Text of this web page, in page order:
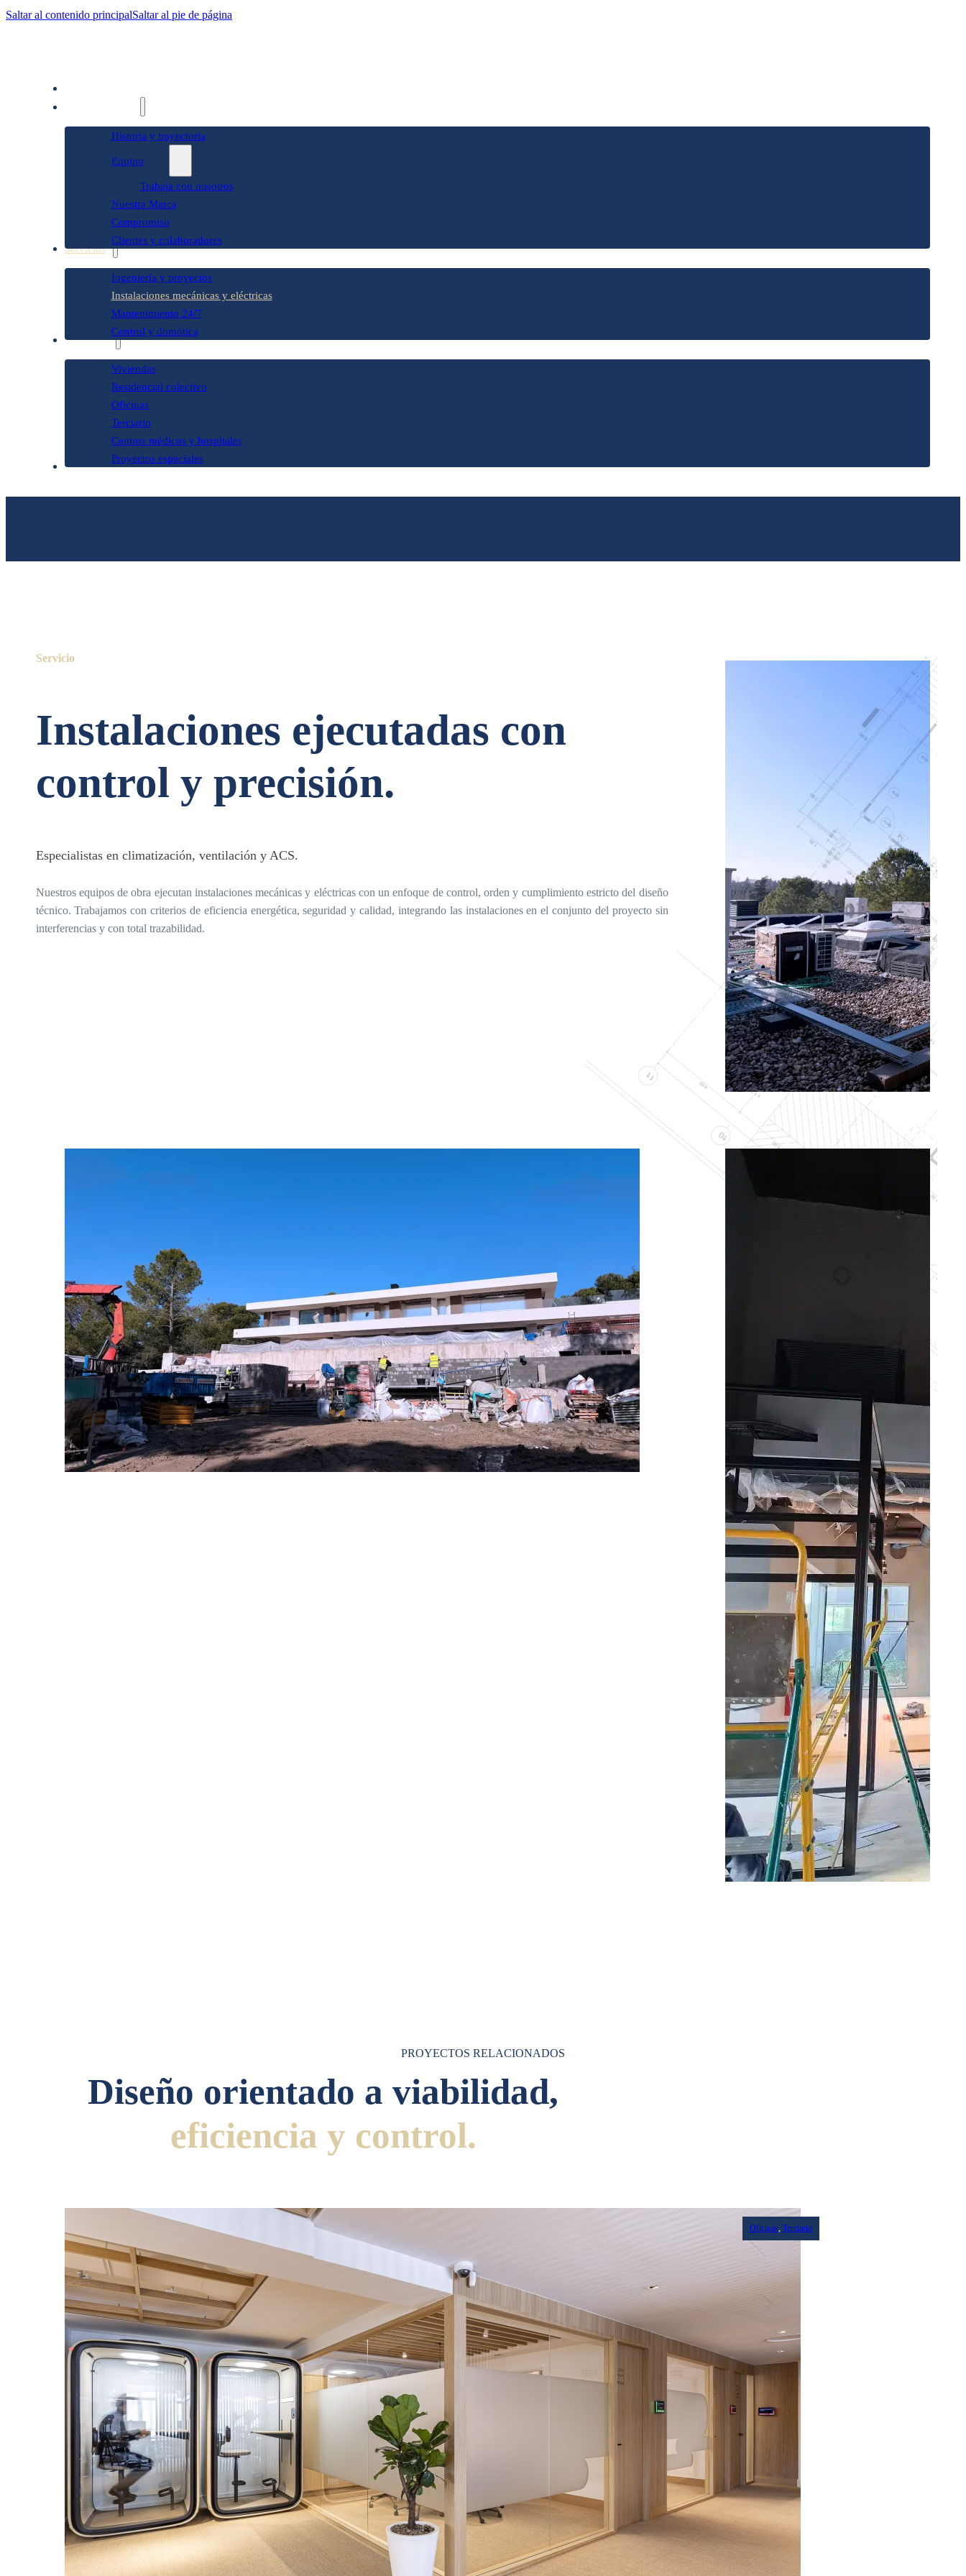
Saltar al contenido principalSaltar al pie de página
Historia y trayectoria
Equipo
Trabaja con nosotros
Nuestra Marca
Compromiso
Clientes y colaboradores
Servicios
Ingeniería y proyectos
Instalaciones mecánicas y eléctricas
Mantenimiento 24/7
Control y domótica
Proyectos
Viviendas
Residencial colectivo
Oficinas
Terciario
Centros médicos y hospitales
Proyectos especiales
Contacto
Servicio
Instalaciones ejecutadas con
control y precisión.
Especialistas en climatización, ventilación y ACS.
Nuestros equipos de obra ejecutan instalaciones mecánicas y eléctricas con un enfoque de control, orden y cumplimiento estricto del diseño
técnico. Trabajamos con criterios de eficiencia energética, seguridad y calidad, integrando las instalaciones en el conjunto del proyecto sin
interferencias y con total trazabilidad.
PROYECTOS RELACIONADOS
Diseño orientado a viabilidad,
eficiencia y control.
Oficinas, Terciario